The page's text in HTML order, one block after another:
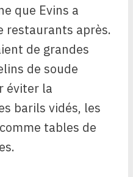
que Evins a
restaurants après.
de grandes
de soude
éviter la
barils vidés, les
tables de